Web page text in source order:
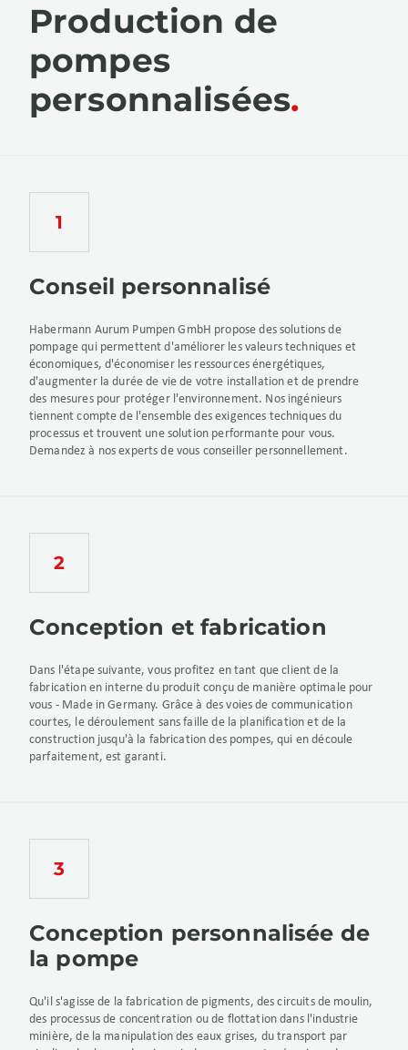
Production de
pompes
personnalisées
Conseil personnalisé
Habermann Aurum Pumpen GmbH propose des solutions de
pompage qui permettent d'améliorer les valeurs techniques et
économiques, d'économiser les ressources énergétiques,
d'augmenter la durée de vie de votre installation et de prendre
des mesures pour protéger l'environnement. Nos ingénieurs
tiennent compte de l'ensemble des exigences techniques du
processus et trouvent une solution performante pour vous.
Demandez à nos experts de vous conseiller personnellement.
Conception et fabrication
Dans l'étape suivante, vous profitez en tant que client de la
fabrication en interne du produit conçu de manière optimale pour
vous - Made in Germany. Grâce à des voies de communication
courtes, le déroulement sans faille de la planification et de la
construction jusqu'à la fabrication des pompes, qui en découle
parfaitement, est garanti.
Conception personnalisée de
la pompe
Qu'il s'agisse de la fabrication de pigments, des circuits de moulin,
des processus de concentration ou de flottation dans l'industrie
minière, de la manipulation des eaux grises, du transport par